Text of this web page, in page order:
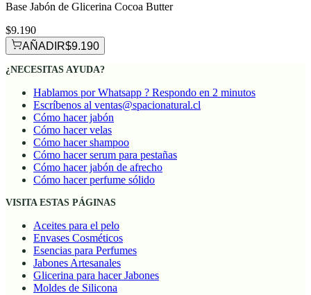
Base Jabón de Glicerina Cocoa Butter
$9.190
AÑADIR$9.190
¿NECESITAS AYUDA?
Hablamos por Whatsapp ? Respondo en 2 minutos
Escríbenos al ventas@spacionatural.cl
Cómo hacer jabón
Cómo hacer velas
Cómo hacer shampoo
Cómo hacer serum para pestañas
Cómo hacer jabón de afrecho
Cómo hacer perfume sólido
VISITA ESTAS PÁGINAS
Aceites para el pelo
Envases Cosméticos
Esencias para Perfumes
Jabones Artesanales
Glicerina para hacer Jabones
Moldes de Silicona